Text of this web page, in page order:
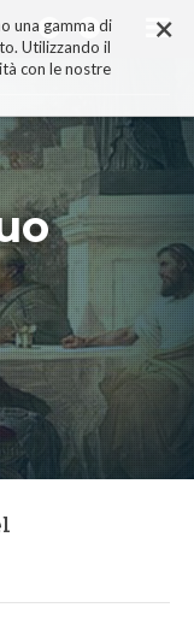
×
una gamma di
Utilizzando il
con le nostre